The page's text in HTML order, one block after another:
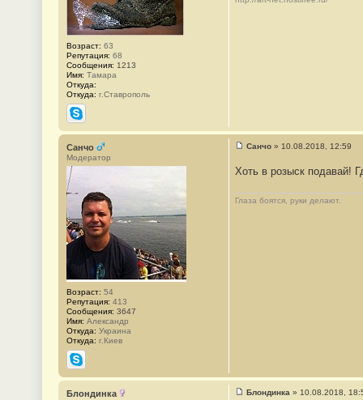
Возраст: 63
Репутация: 68
Сообщения: 1213
Имя: Тамара
Откуда:
Откуда: г.Ставрополь
Skype
н
Санчо
Модератор
Возраст: 54
Репутация: 413
Сообщения: 3647
Имя: Александр
Откуда: Украина
Откуда: г.Киев
Skype
о
щ
е
Санчо » 10.08.2018, 12:59
Хоть в розыск подавай!
Глаза боятся, руки делают.
Блондинка Блондинка » 10.08.2018,